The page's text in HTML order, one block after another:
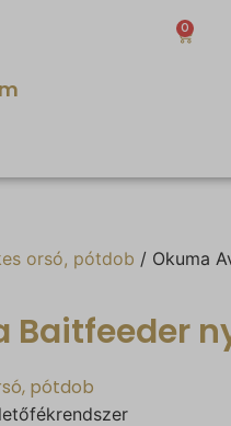
0
orsó, pótdob / Okuma
Baitfeeder
pótdob